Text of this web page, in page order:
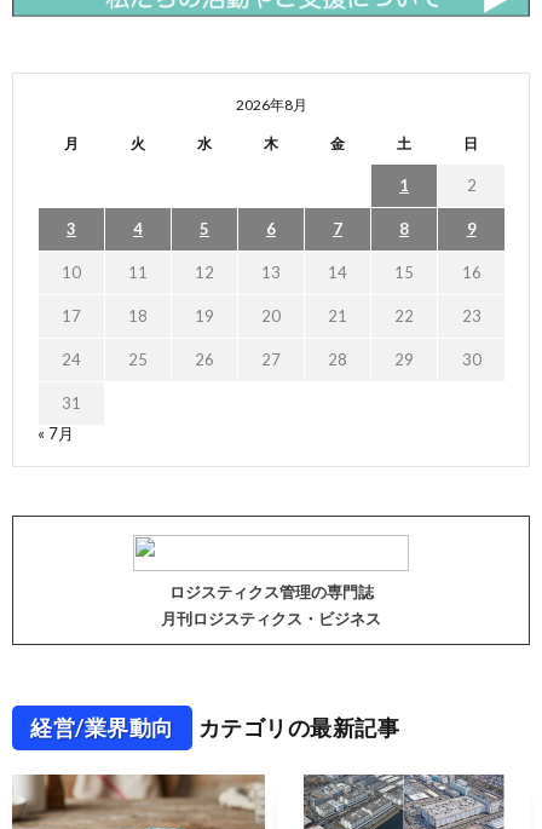
2026年8月
月 火 水 木 金 土 日
1 2
3 4 5 6 7 8 9
10 11 12 13 14 15 16
17 18 19 20 21 22 23
24 25 26 27 28 29 30
31
« 7月
ロジスティクス管理の専門誌
月刊ロジスティクス・ビジネス
経営/業界動向 カテゴリの最新記事